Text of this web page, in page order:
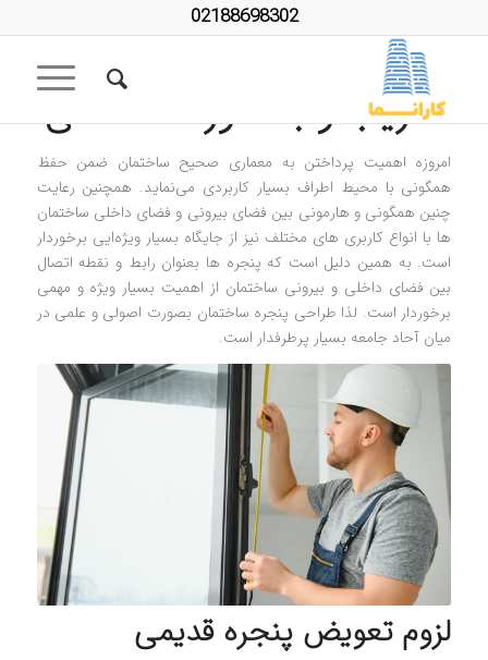
02188698302
تعویض پنجره قدیمی بدون
تخریب و به صورت اقساطی
امروزه اهمیت پرداختن به معماری صحیح ساختمان ضمن حفظ
همگونی با محیط اطراف بسیار کاربردی می‌نماید. همچنین رعایت
چنین همگونی و هارمونی بین فضای بیرونی و فضای داخلی ساختمان
ها با انواع کاربری های مختلف نیز از جایگاه بسیار ویژه‌ایی برخوردار
است. به همین دلیل است که پنجره ها بعنوان رابط و نقطه اتصال
بین فضای داخلی و بیرونی ساختمان از اهمیت بسیار ویژه و مهمی
برخوردار است. لذا طراحی پنجره ساختمان بصورت اصولی و علمی در
میان آحاد جامعه بسیار پرطرفدار است.
لزوم تعویض پنجره قدیمی